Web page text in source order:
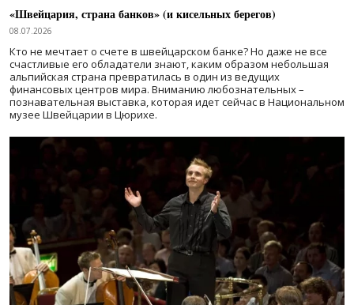
«Швейцария, страна банков» (и кисельных берегов)
08.07.2026
Кто не мечтает о счете в швейцарском банке? Но даже не все
счастливые его обладатели знают, каким образом небольшая
альпийская страна превратилась в один из ведущих
финансовых центров мира. Вниманию любознательных –
познавательная выставка, которая идет сейчас в Национальном
музее Швейцарии в Цюрихе.